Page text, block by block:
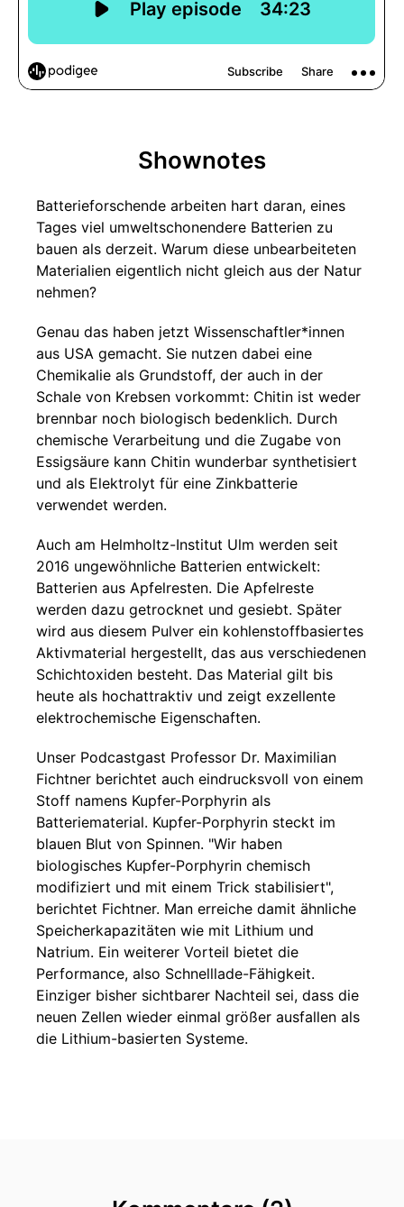
Shownotes
Batterieforschende arbeiten hart daran, eines
Tages viel umweltschonendere Batterien zu
bauen als derzeit. Warum diese unbearbeiteten
Materialien eigentlich nicht gleich aus der Natur
nehmen?
Genau das haben jetzt Wissenschaftler*innen
aus USA gemacht. Sie nutzen dabei eine
Chemikalie als Grundstoff, der auch in der
Schale von Krebsen vorkommt: Chitin ist weder
brennbar noch biologisch bedenklich. Durch
chemische Verarbeitung und die Zugabe von
Essigsäure kann Chitin wunderbar synthetisiert
und als Elektrolyt für eine Zinkbatterie
verwendet werden.
Auch am Helmholtz-Institut Ulm werden seit
2016 ungewöhnliche Batterien entwickelt:
Batterien aus Apfelresten. Die Apfelreste
werden dazu getrocknet und gesiebt. Später
wird aus diesem Pulver ein kohlenstoffbasiertes
Aktivmaterial hergestellt, das aus verschiedenen
Schichtoxiden besteht. Das Material gilt bis
heute als hochattraktiv und zeigt exzellente
elektrochemische Eigenschaften.
Unser Podcastgast Professor Dr. Maximilian
Fichtner berichtet auch eindrucksvoll von einem
Stoff namens Kupfer-Porphyrin als
Batteriematerial. Kupfer-Porphyrin steckt im
blauen Blut von Spinnen. "Wir haben
biologisches Kupfer-Porphyrin chemisch
modifiziert und mit einem Trick stabilisiert",
berichtet Fichtner. Man erreiche damit ähnliche
Speicherkapazitäten wie mit Lithium und
Natrium. Ein weiterer Vorteil bietet die
Performance, also Schnelllade-Fähigkeit.
Einziger bisher sichtbarer Nachteil sei, dass die
neuen Zellen wieder einmal größer ausfallen als
die Lithium-basierten Systeme.